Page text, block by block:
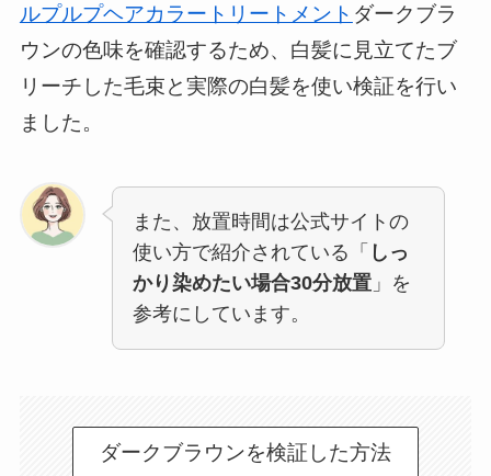
ルプルプヘアカラートリートメント ダークブラ
ウンの色味を確認するため、白髪に見立てたブ
リーチした毛束と実際の白髪を使い検証を行い
ました。
また、放置時間は公式サイトの
使い方で紹介されている「 しっ
かり染めたい場合30分放置」を
参考にしています。
ダークブラウンを検証した方法